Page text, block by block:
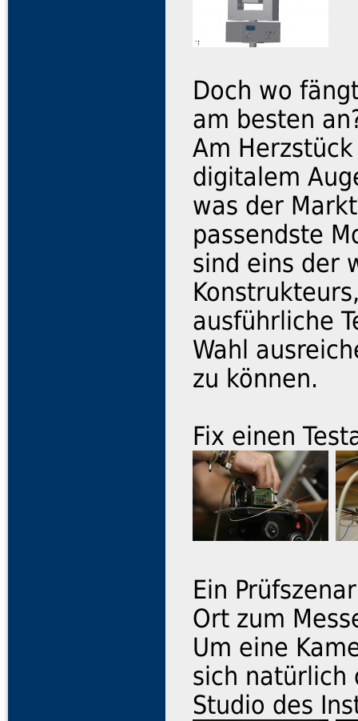
Doch wo
am besten
Am
digitalem
was der
passendste
sind eins der
ausführliche
Wahl
zu können.
Fix einen
Ein
Ort zum
Um eine
sich natürlich
Studio des